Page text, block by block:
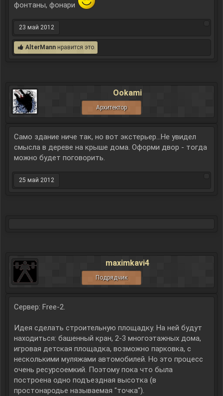
фонтаны, фонари
23 май 2012
AlterMann нравится это.
Ookami
Архитектор
Само здание ниче так, но вот экстерьер...Не увидел
смысла в дереве на крыше дома. Оформи двор - тогда
можно будет поговорить.
25 май 2012
maximkavi4
Подрядчик
Сервер: Free-2.
Идея сделать строительную площадку. На ней будут
находиться: башенный кран, 2-3 многоэтажных дома,
игровая детская площадка, возможно парковка, с
несколькими муляжами автомобилей. Но это процесс
очень ресурсоемкий. Поэтому пока что была
построена одно подъездная высотка (в
простонародье называемая "точка").